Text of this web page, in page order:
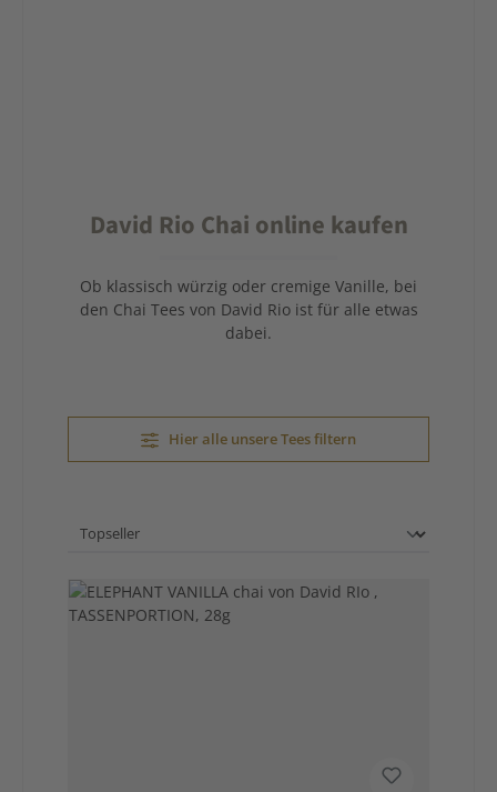
David Rio Chai online kaufen
Ob klassisch würzig oder cremige Vanille, bei
den Chai Tees von David Rio ist für alle etwas
dabei.
Hier alle unsere Tees filtern